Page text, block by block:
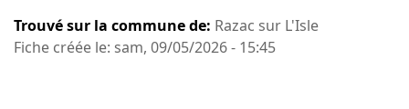
Trouvé sur la commune de: Razac sur L'Isle
Fiche créée le: sam, 09/05/2026 - 15:45